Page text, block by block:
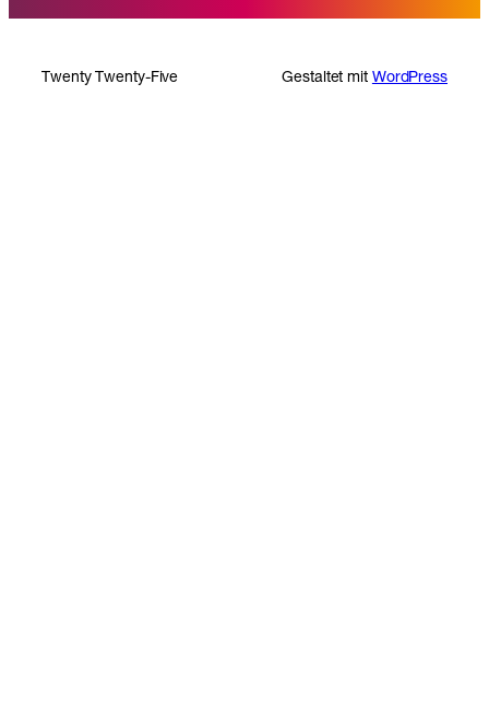
Twenty Twenty-Five Gestaltet mit WordPress